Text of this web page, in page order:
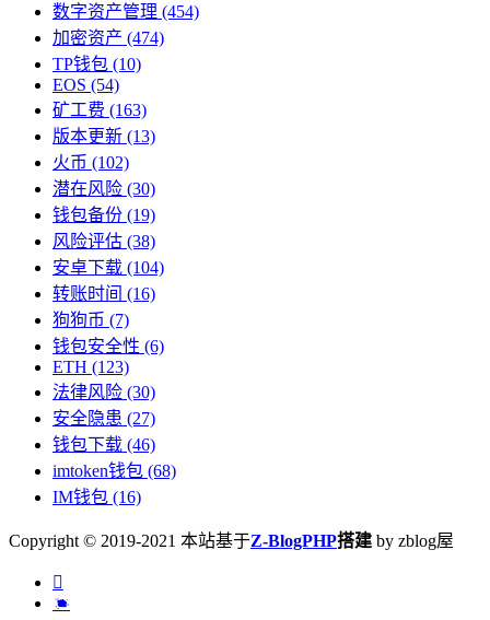
数字资产管理 (454)
加密资产 (474)
TP钱包 (10)
EOS (54)
矿工费 (163)
版本更新 (13)
火币 (102)
潜在风险 (30)
钱包备份 (19)
风险评估 (38)
安卓下载 (104)
转账时间 (16)
狗狗币 (7)
钱包安全性 (6)
ETH (123)
法律风险 (30)
安全隐患 (27)
钱包下载 (46)
imtoken钱包 (68)
IM钱包 (16)
Copyright © 2019-2021 本站基于Z-BlogPHP搭建 by zblog屋

